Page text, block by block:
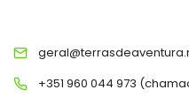
+351 960 044 973